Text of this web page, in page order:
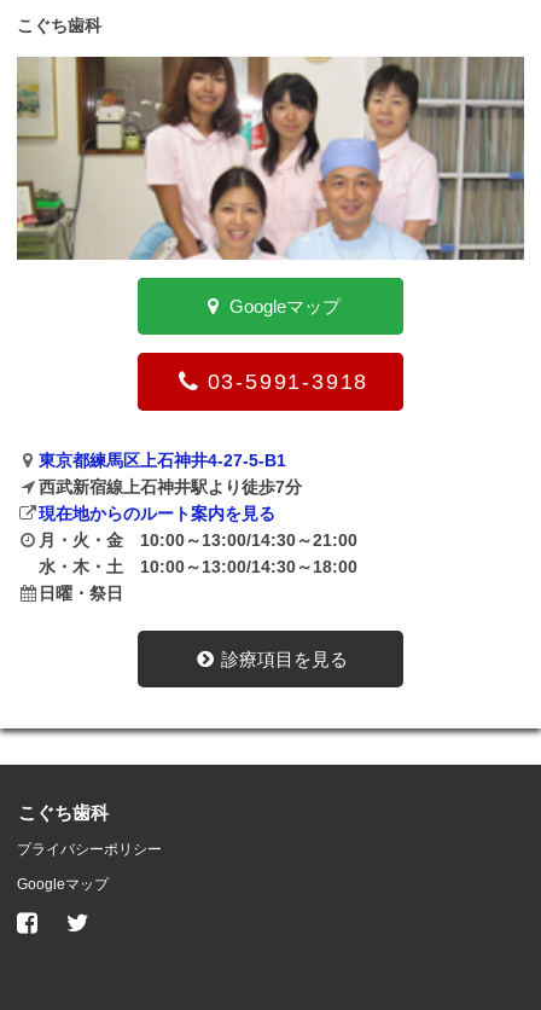
こぐち歯科
Googleマップ
03-5991-3918
東京都練馬区上石神井4-27-5-B1
西武新宿線上石神井駅より徒歩7分
現在地からのルート案内を見る
月・火・金 10:00～13:00/14:30～21:00
水・木・土 10:00～13:00/14:30～18:00
日曜・祭日
診療項目を見る
こぐち歯科
プライバシーポリシー
Googleマップ